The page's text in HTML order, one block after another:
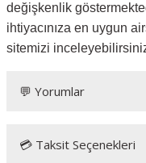
değişkenlik
ihtiyacınıza en uygun
sitemizi
💬 Yorumlar
Bu
💳 Taksit Seçenekleri